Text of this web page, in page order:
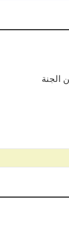
الجنة